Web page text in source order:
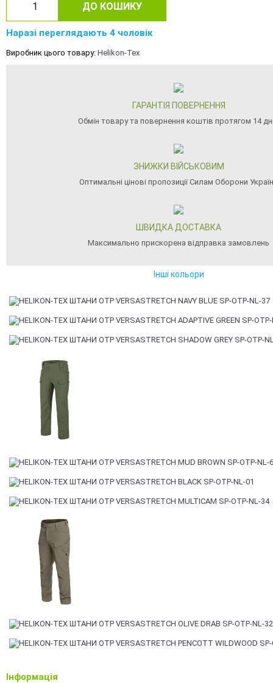
ДО КОШИКУ
Наразі переглядають 4 чоловік
Виробник цього товару: Helikon-Tex
ГАРАНТІЯ ПОВЕРНЕННЯ
Обмін товару та повернення коштів протягом 14
ЗНИЖКИ ВІЙСЬКОВИМ
Оптимальні цінові пропозиції Силам Оборони
ШВИДКА ДОСТАВКА
Максимально прискорена відправка замовлень
Інші кольори
Інформація